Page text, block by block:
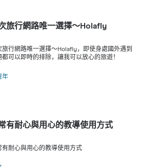
旅行網路唯一選擇～Holafly
旅行網路唯一選擇～Holafly，即使身處國外遇到
都可以即時的排除，讓我可以放心的旅遊！
年
有耐心與用心的教導使用方式
有耐心與用心的教導使用方式